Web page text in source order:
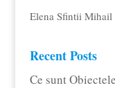
Elena Sfintii Mihail
Recent Posts
Ce sunt